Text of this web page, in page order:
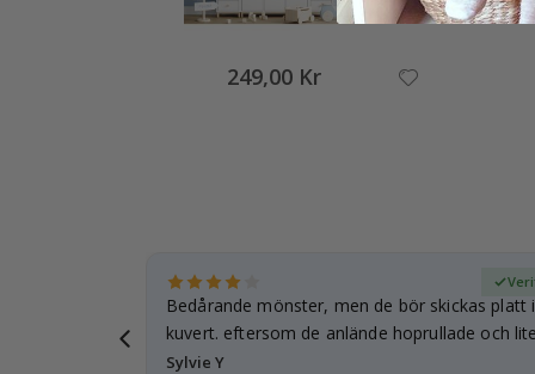
249,00 Kr
Bedårande mönster, men de bör skickas platt
kuvert. eftersom de anlände hoprullade och
…
Sylvie Y